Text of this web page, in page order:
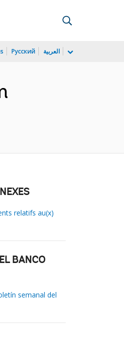
Русский العربية
relatifs au(x)
BANCO
semanal del